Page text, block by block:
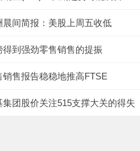
晨间简报：美股上周五收低
得到强劲零售销售的提振
销售报告稳稳地推高FTSE
集团股价关注515支撑大关的得失